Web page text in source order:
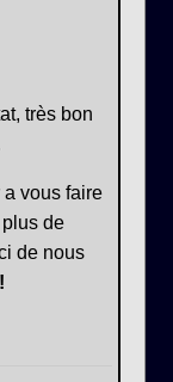
très bon
vous faire
de
de nous